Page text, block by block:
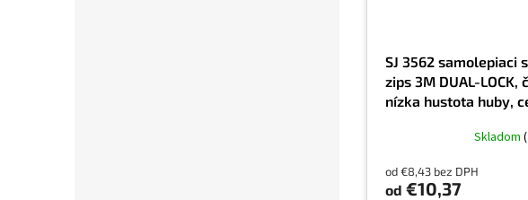
SJ 3562 samolepiaci
zips 3M DUAL-LOCK,
nízka hustota huby,
Skladom
od €8,43 bez DPH
od €10,37